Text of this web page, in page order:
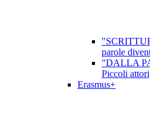
parole
"DALLA
Piccoli
Erasmus+